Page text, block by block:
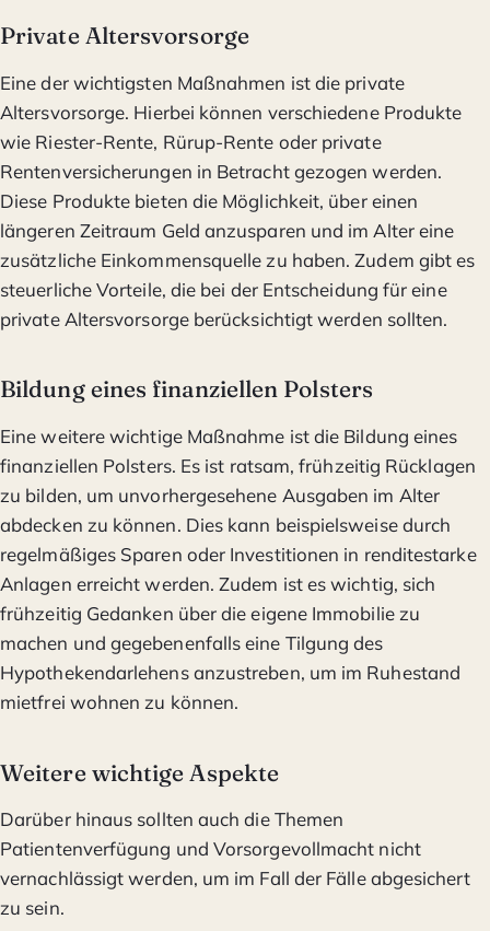
Private Altersvorsorge
Eine der wichtigsten Maßnahmen ist die private
Altersvorsorge. Hierbei können verschiedene Produkte
wie Riester-Rente, Rürup-Rente oder private
Rentenversicherungen in Betracht gezogen werden.
Diese Produkte bieten die Möglichkeit, über einen
längeren Zeitraum Geld anzusparen und im Alter eine
zusätzliche Einkommensquelle zu haben. Zudem gibt es
steuerliche Vorteile, die bei der Entscheidung für eine
private Altersvorsorge berücksichtigt werden sollten.
Bildung eines finanziellen Polsters
Eine weitere wichtige Maßnahme ist die Bildung eines
finanziellen Polsters. Es ist ratsam, frühzeitig Rücklagen
zu bilden, um unvorhergesehene Ausgaben im Alter
abdecken zu können. Dies kann beispielsweise durch
regelmäßiges Sparen oder Investitionen in renditestarke
Anlagen erreicht werden. Zudem ist es wichtig, sich
frühzeitig Gedanken über die eigene Immobilie zu
machen und gegebenenfalls eine Tilgung des
Hypothekendarlehens anzustreben, um im Ruhestand
mietfrei wohnen zu können.
Weitere wichtige Aspekte
Darüber hinaus sollten auch die Themen
Patientenverfügung und Vorsorgevollmacht nicht
vernachlässigt werden, um im Fall der Fälle abgesichert
zu sein.